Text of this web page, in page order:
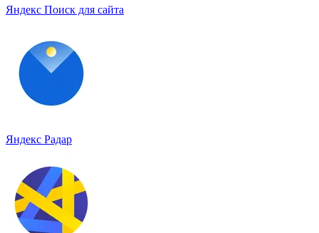
Яндекс Поиск для сайта
Яндекс Радар